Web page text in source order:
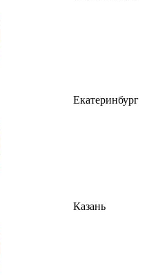
Екатеринбург
Казань